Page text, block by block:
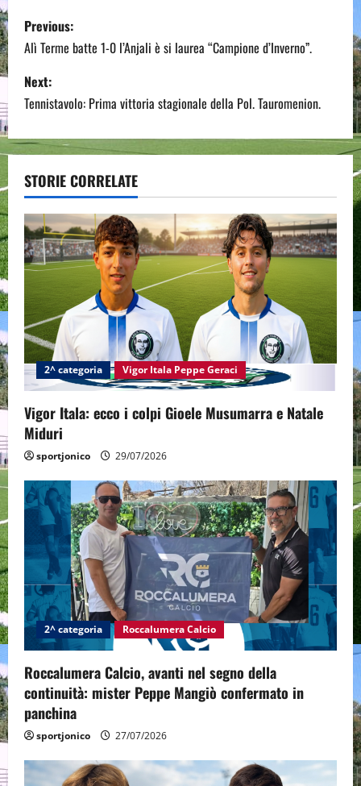
P
o
s
t
n
a
v
i
g
a
t
i
o
n
Previous:
Alì Terme batte 1-0 l’Anjali è si laurea “Campione d’Inverno”.
Next:
Tennistavolo: Prima vittoria stagionale della Pol. Tauromenion.
STORIE CORRELATE
2^ categoria Vigor Itala Peppe Geraci
Vigor Itala: ecco i colpi Gioele Musumarra e Natale
Miduri
sportjonico 29/07/2026
2^ categoria Roccalumera Calcio
Roccalumera Calcio, avanti nel segno della
continuità: mister Peppe Mangiò confermato in
panchina
sportjonico 27/07/2026